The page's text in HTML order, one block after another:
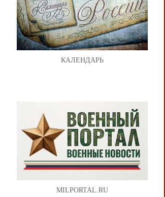
КАЛЕНДАРЬ
MILPORTAL.RU